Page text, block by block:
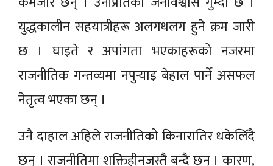
युद्धकालीन सहयात्रीहरू अलगथलग हुने क्रम जारी
छ । घाइते र अपांगता भएकाहरूको नजरमा
राजनीतिक गन्तव्यमा नपुर्‍याइ बेहाल पार्ने असफल
नेतृत्व भएका छन् ।
उनै दाहाल अहिले राजनीतिको किनारातिर धकेलिँदै
छन् । राजनीतिमा शक्तिहीनजस्तै बन्दै छन् । कारण,